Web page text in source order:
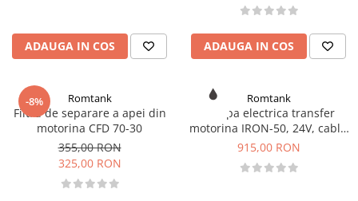
ADAUGA IN COS ADAUGA IN COS
-8% Romtank
Filtru de separare a apei din
motorina CFD 70-30
355,00 RON
325,00 RON
Romtank
Pompa electrica transfer
motorina IRON-50, 24V, cablu
4m si clesti
915,00 RON